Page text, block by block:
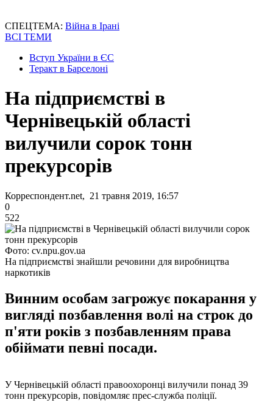
СПЕЦТЕМА: Війна в Ірані
ВСІ ТЕМИ
Вступ України в ЄС
Теракт в Барселоні
На підприємстві в
Чернівецькій області
вилучили сорок тонн
прекурсорів
Корреспондент.net, 21 травня 2019, 16:57
0
522
Фото: cv.npu.gov.ua
На підприємстві знайшли речовини для виробництва
наркотиків
Винним особам загрожує покарання у
вигляді позбавлення волі на строк до
п'яти років з позбавленням права
обіймати певні посади.
У Чернівецькій області правоохоронці вилучили понад 39
тонн прекурсорів, повідомляє прес-служба поліції.